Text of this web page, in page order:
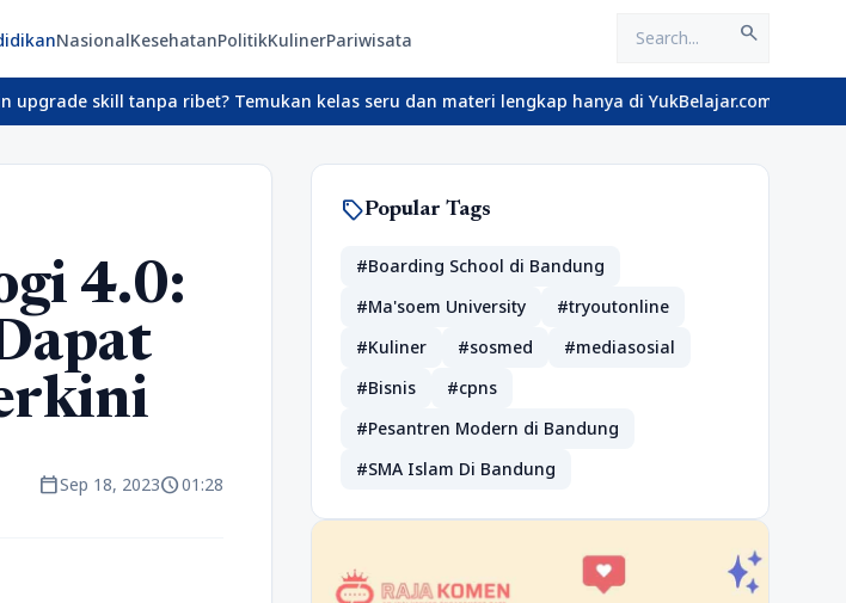
NasionalKesehatanPolitikKulinerPariwisata search
skill tanpa ribet? Temukan kelas seru dan materi lengkap hanya di YukBelajar.com. Mulai
4.0:
calendar_todaySep 18, 2023schedule01:28
sellPopular Tags
#Boarding School di Bandung
#Ma'soem University
#tryoutonline
#Kuliner
#sosmed
#mediasosial
#Bisnis
#cpns
#Pesantren Modern di Bandung
#SMA Islam Di Bandung